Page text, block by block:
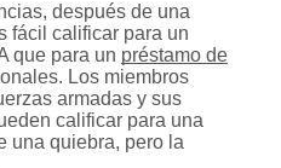
después de una
fácil calificar para un
que para un préstamo de
Los miembros
armadas y sus
calificar para una
una quiebra, pero la